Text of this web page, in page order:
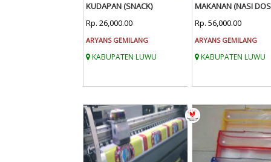
KUDAPAN (SNACK)
Rp. 26,000.00
ARYANS GEMILANG
KABUPATEN LUWU
MAKANAN (NASI
Rp. 56,000.00
ARYANS GEMILANG
KABUPATEN LUWU